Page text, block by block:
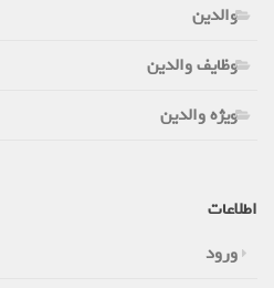
والدین
وظایف والدین
ویژه والدین
اطلاعات
ورود